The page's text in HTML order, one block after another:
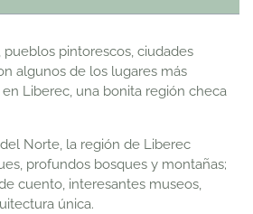
pueblos pintorescos, ciudades
algunos de los lugares más
Liberec, una bonita región checa
Norte, la región de Liberec
profundos bosques y montañas;
cuento, interesantes museos,
única.